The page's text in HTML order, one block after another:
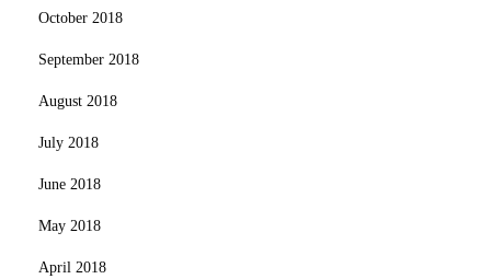
October 2018
September 2018
August 2018
July 2018
June 2018
May 2018
April 2018